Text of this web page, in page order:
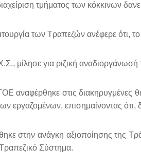
τμήματος των κόκκινων
των Τραπεζών ανέφερε ότι,
μίλησε για ριζική
αναφέρθηκε στις διακηρυγμένες
εργαζομένων, επισημαίνοντας
στην ανάγκη αξιοποίησης της
Σύστημα.